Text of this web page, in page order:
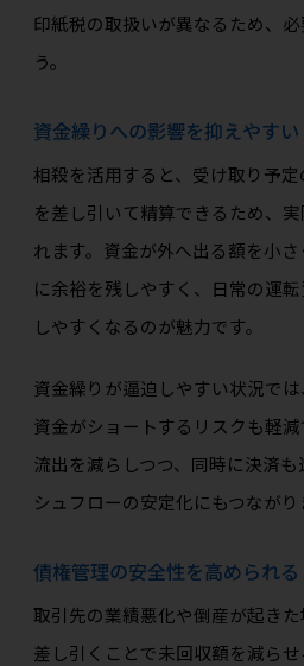
印紙税の取扱いが異なるため、
う。
資金繰りへの影響を抑えやすい
相殺を活用すると、受け取り予
を差し引いて精算できるため、
れます。資金が外へ出る額を小
に余裕を残しやすく、日常の運
しやすくなるのが魅力です。
資金繰りが逼迫しやすい状況では
資金がショートするリスクも軽
流出を減らしつつ、同時に決済
シュフローの安定化にもつながり
債権管理の安全性を高められる
取引先の業績悪化や倒産が起き
差し引くことで未回収額を減ら